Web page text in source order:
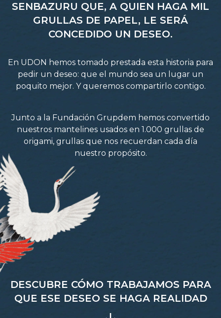
SENBAZURU QUE, A QUIEN HAGA MIL
GRULLAS DE PAPEL, LE SERÁ
CONCEDIDO UN DESEO.
En UDON hemos tomado prestada esta historia para
pedir un deseo: que el mundo sea un lugar un
poquito mejor. Y queremos compartirlo contigo.
Junto a la Fundación Grupdem hemos convertido
nuestros mantelines usados en 1.000 grullas de
origami, grullas que nos recuerdan cada día
nuestro propósito.
DESCUBRE CÓMO TRABAJAMOS PARA
QUE ESE DESEO SE HAGA REALIDAD